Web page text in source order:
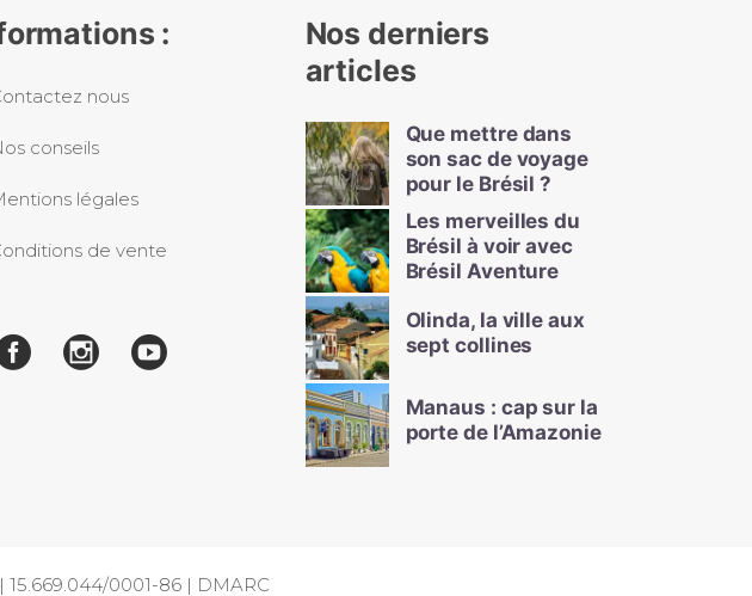
:
nous
conseils
légales
de vente
Nos derniers
articles
Que mettre dans
son sac de voyage
pour le Brésil ?
Les merveilles du
Brésil à voir avec
Brésil Aventure
Olinda, la ville aux
sept collines
Manaus : cap sur la
porte de l’Amazonie
0001-86 | DMARC